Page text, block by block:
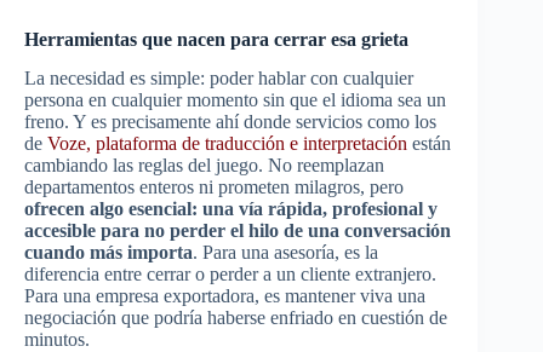
Herramientas que nacen para cerrar esa grieta
La necesidad es simple: poder hablar con cualquier
persona en cualquier momento sin que el idioma sea un
freno. Y es precisamente ahí donde servicios como los
de Voze, plataforma de traducción e interpretación están
cambiando las reglas del juego. No reemplazan
departamentos enteros ni prometen milagros, pero
ofrecen algo esencial: una vía rápida, profesional y
accesible para no perder el hilo de una conversación
cuando más importa. Para una asesoría, es la
diferencia entre cerrar o perder a un cliente extranjero.
Para una empresa exportadora, es mantener viva una
negociación que podría haberse enfriado en cuestión de
minutos.